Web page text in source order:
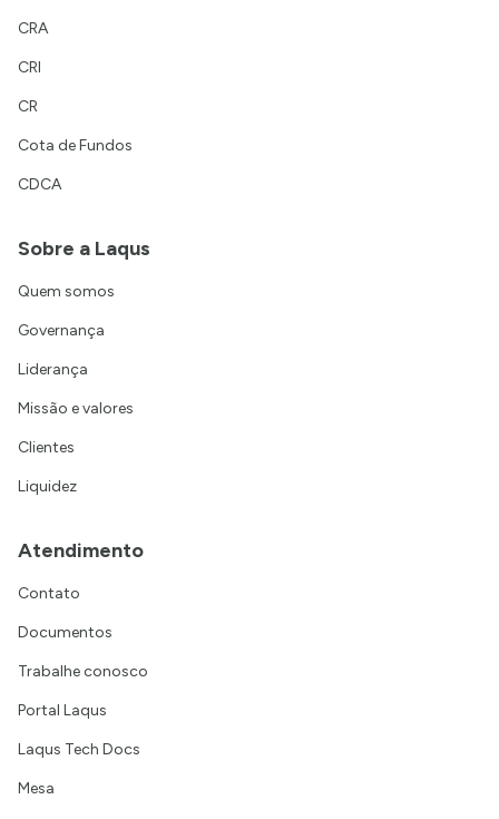
CRA
CRI
CR
Cota de Fundos
CDCA
Sobre a Laqus
Quem somos
Governança
Liderança
Missão e valores
Clientes
Liquidez
Atendimento
Contato
Documentos
Trabalhe conosco
Portal Laqus
Laqus Tech Docs
Mesa